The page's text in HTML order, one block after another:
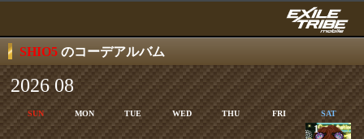
SHIO5 のコーデアルバム
2026 08
SUN MON TUE WED THU FRI SAT
1